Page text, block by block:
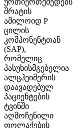
შრატის
ამილოიდ P
ცილის
კომპონენტთან
(SAP),
რომელიც
პასუხისმგებელია
ალცჰეიმერის
დაავადებულ
პაციენტების
ტვინში
აღმოჩენილი
ფოლაქების